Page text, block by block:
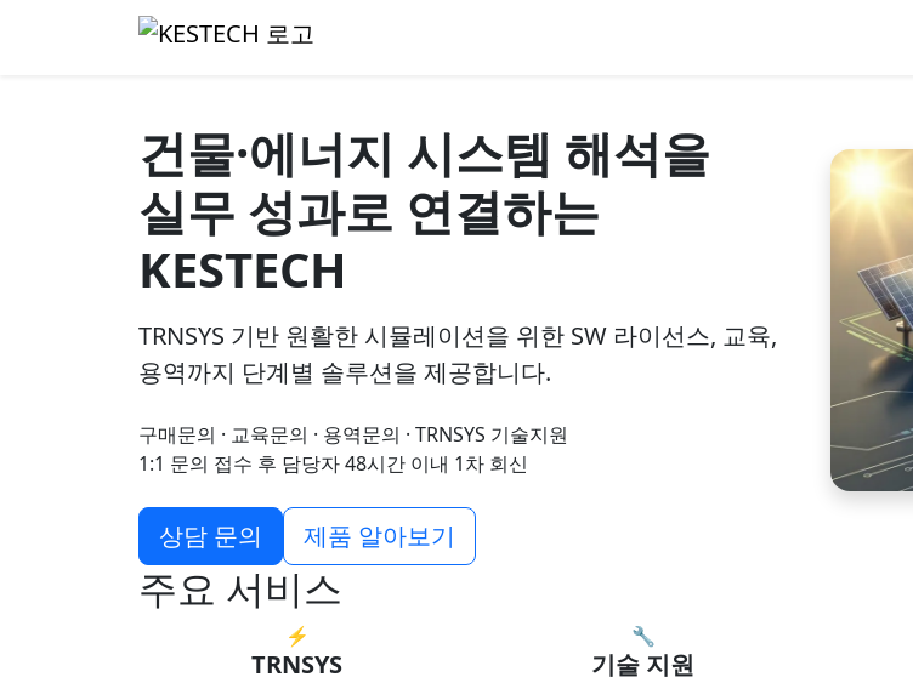
건물·에너지 시스템 해석을
실무 성과로 연결하는
KESTECH
TRNSYS 기반 원활한 시뮬레이션을 위한 SW 라이선스, 교육,
용역까지 단계별 솔루션을 제공합니다.
구매문의 · 교육문의 · 용역문의 · TRNSYS 기술지원
1:1 문의 접수 후 담당자 48시간 이내 1차 회신
상담 문의 제품 알아보기
주요 서비스
⚡
TRNSYS
🔧
기술 지원